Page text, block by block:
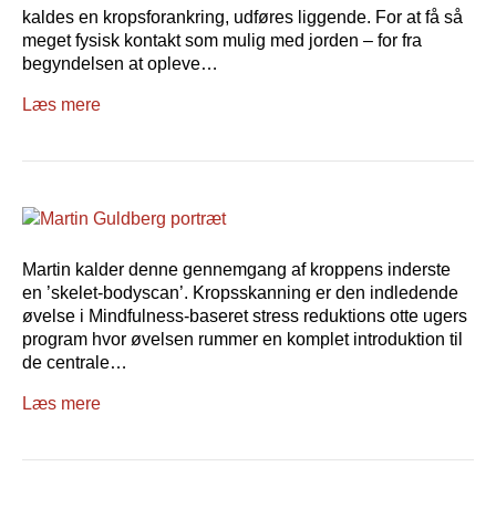
kaldes en kropsforankring, udføres liggende. For at få så
meget fysisk kontakt som mulig med jorden – for fra
begyndelsen at opleve…
Læs mere
Martin kalder denne gennemgang af kroppens inderste
en ’skelet-bodyscan’. Kropsskanning er den indledende
øvelse i Mindfulness-baseret stress reduktions otte ugers
program hvor øvelsen rummer en komplet introduktion til
de centrale…
Læs mere